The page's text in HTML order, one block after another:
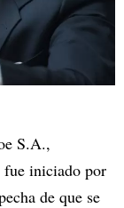
S.A.,
iniciado por
de que se